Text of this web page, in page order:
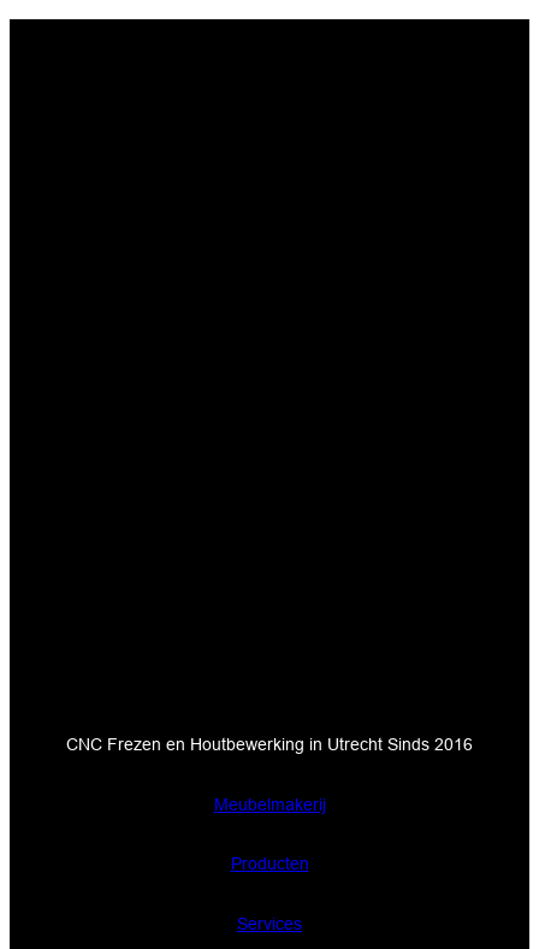
CNC Frezen en Houtbewerking in Utrecht Sinds 2016
Meubelmakerij
Producten
Services